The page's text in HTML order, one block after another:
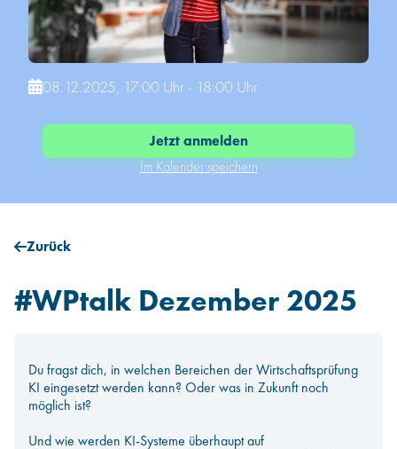
Infos für Hochschulen
08.12.2025, 17:00 Uhr - 18:00 Uhr
Im Kalender speichern
Jetzt anmelden
Zurück
#WPtalk Dezember 2025
Du fragst dich, in welchen Bereichen der Wirtschaftsprüfung
KI eingesetzt werden kann? Oder was in Zukunft noch
möglich ist?
Und wie werden KI-Systeme überhaupt auf